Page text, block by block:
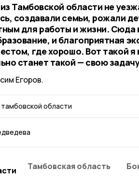
Тамбовской области не
создавали семьи, рожали
для работы и жизни. Сюда
и благоприятная
где хорошо. Вот такой
станет такой — свою
Егоров.
тамбовской области
Тамбовская область